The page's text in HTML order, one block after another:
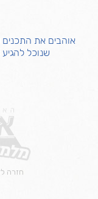
אוהבים את התכנים
שנוכל
חזרה